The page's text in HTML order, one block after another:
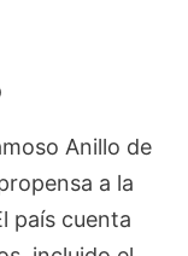
Anillo de
a la
país cuenta